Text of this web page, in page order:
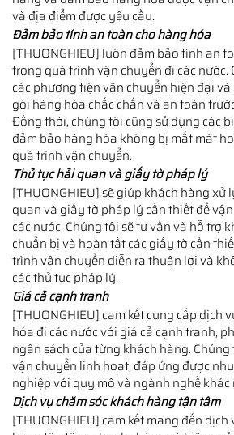
và địa điểm được yêu cầu.
Đảm bảo tính an toàn cho hàng hóa
[THUONGHIEU] luôn đảm bảo tính an
trong quá trình vận chuyển đi các nước.
các phương tiện vận chuyển hiện đại
gói hàng hóa chắc chắn và an toàn
Đồng thời, chúng tôi cũng sử dụng các
đảm bảo hàng hóa không bị mất mát
quá trình vận chuyển.
Thủ tục hải quan và giấy tờ pháp lý
[THUONGHIEU] sẽ giúp khách hàng xử
quan và giấy tờ pháp lý cần thiết để
các nước. Chúng tôi sẽ tư vấn và hỗ trợ
chuẩn bị và hoàn tất các giấy tờ cần
trình vận chuyển diễn ra thuận lợi và
các thủ tục pháp lý.
Giá cả cạnh tranh
[THUONGHIEU] cam kết cung cấp dịch
hóa đi các nước với giá cả cạnh tranh,
ngân sách của từng khách hàng.
vận chuyển linh hoạt, đáp ứng được
nghiệp với quy mô và ngành nghề khác
Dịch vụ chăm sóc khách hàng tận tâm
[THUONGHIEU] cam kết mang đến dịch